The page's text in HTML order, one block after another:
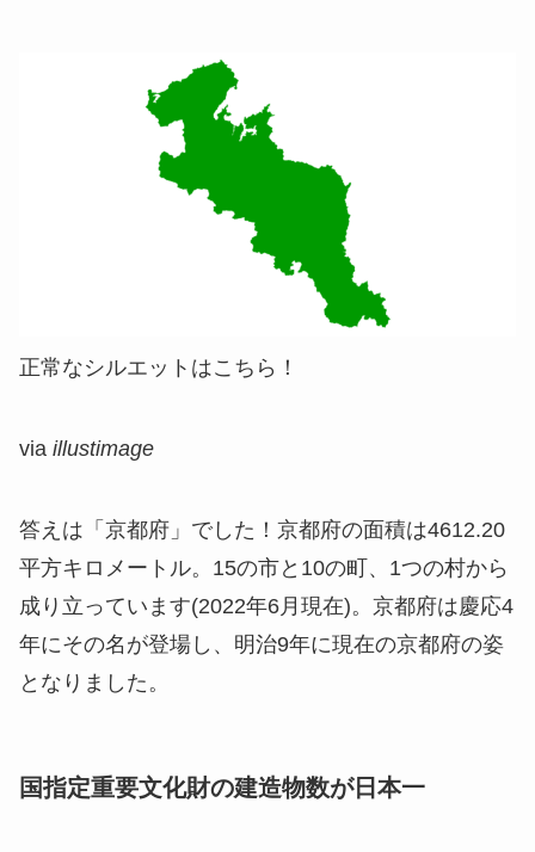
正常なシルエットはこちら！
via illustimage
答えは「京都府」でした！京都府の面積は4612.20
平方キロメートル。15の市と10の町、1つの村から
成り立っています(2022年6月現在)。京都府は慶応4
年にその名が登場し、明治9年に現在の京都府の姿
となりました。
国指定重要文化財の建造物数が日本一